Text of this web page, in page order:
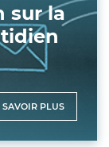
sur la
SAVOIR PLUS